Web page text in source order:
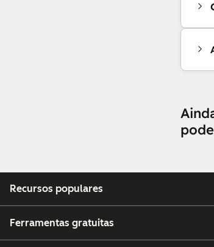
Recursos populares
Ferramentas gratuitas